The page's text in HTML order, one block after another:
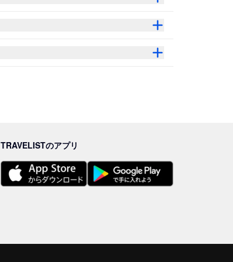
TRAVELISTのアプリ